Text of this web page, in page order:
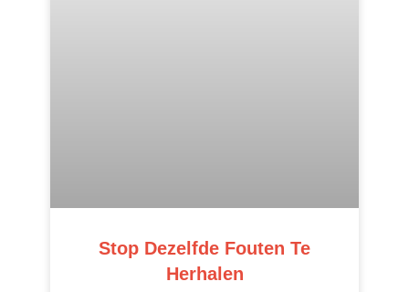
Stop Dezelfde Fouten Te
Herhalen